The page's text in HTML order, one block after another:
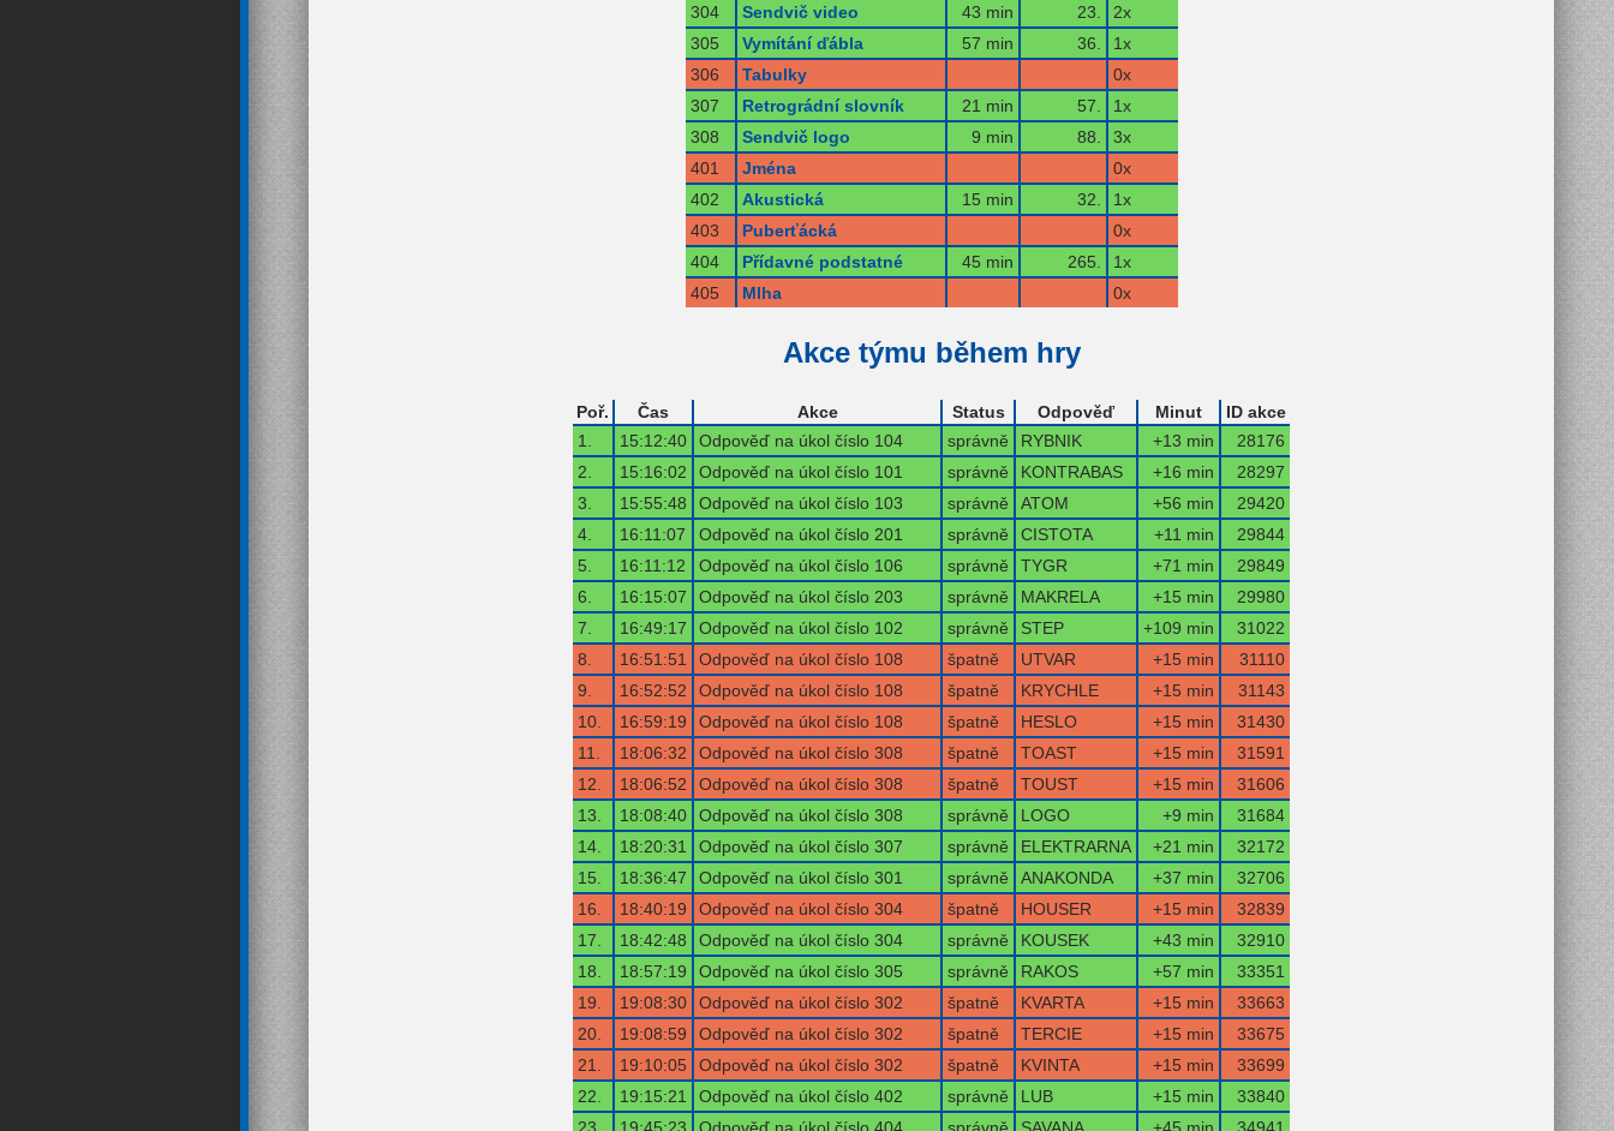
304
Sendvič video 43 min 23.
2x
305
Vymítání ďábla 57 min 36.
1x
306
Tabulky
0x
307
Retrográdní slovník 21 min 57.
1x
308
Sendvič logo 9 min 88.
3x
401
Jména
0x
402
Akustická 15 min 32.
1x
403
Puberťácká
0x
404
Přídavné podstatné 45 min 265.
1x
405
Mlha 0x
Akce týmu během hry
Poř. Čas Akce Status Odpověď Minut
ID akce
1.
15:12:40 Odpověď na úkol číslo 104 správně RYBNIK +13 min
28176
2.
15:16:02 Odpověď na úkol číslo 101 správně KONTRABAS +16 min
28297
3.
15:55:48 Odpověď na úkol číslo 103 správně ATOM +56 min
29420
4.
16:11:07 Odpověď na úkol číslo 201 správně CISTOTA +11 min
29844
5.
16:11:12 Odpověď na úkol číslo 106 správně TYGR +71 min
29849
6.
16:15:07 Odpověď na úkol číslo 203 správně MAKRELA +15 min
29980
7.
16:49:17 Odpověď na úkol číslo 102 správně STEP +109 min
31022
8.
16:51:51 Odpověď na úkol číslo 108 špatně UTVAR +15 min
31110
9.
16:52:52 Odpověď na úkol číslo 108 špatně KRYCHLE +15 min
31143
10.
16:59:19 Odpověď na úkol číslo 108 špatně HESLO +15 min
31430
11.
18:06:32 Odpověď na úkol číslo 308 špatně TOAST +15 min
31591
12.
18:06:52 Odpověď na úkol číslo 308 špatně TOUST +15 min
31606
13.
18:08:40 Odpověď na úkol číslo 308 správně LOGO +9 min
31684
14.
18:20:31 Odpověď na úkol číslo 307 správně ELEKTRARNA +21 min
32172
15.
18:36:47 Odpověď na úkol číslo 301 správně ANAKONDA +37 min
32706
16.
18:40:19 Odpověď na úkol číslo 304 špatně HOUSER +15 min
32839
17.
18:42:48 Odpověď na úkol číslo 304 správně KOUSEK +43 min
32910
18.
18:57:19 Odpověď na úkol číslo 305 správně RAKOS +57 min
33351
19.
19:08:30 Odpověď na úkol číslo 302 špatně KVARTA +15 min
33663
20.
19:08:59 Odpověď na úkol číslo 302 špatně TERCIE +15 min
33675
21.
19:10:05 Odpověď na úkol číslo 302 špatně KVINTA +15 min
33699
22.
19:15:21 Odpověď na úkol číslo 402 správně LUB +15 min
33840
23.
19:45:23 Odpověď na úkol číslo 404 správně SAVANA +45 min 34941